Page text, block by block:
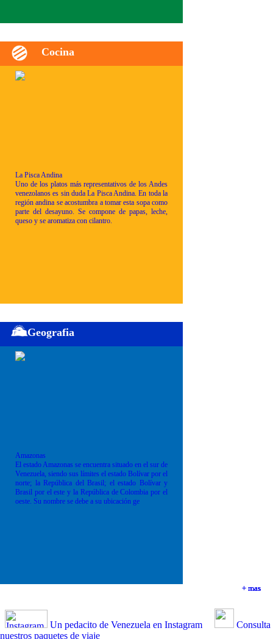
+ mas
+ mas
Cocina
La Pisca Andina
Uno de los platos más representativos de los Andes
venezolanos es sin duda La Pisca Andina. En toda la
región andina se acostumbra a tomar esta sopa como
parte del desayuno. Se compone de papas, leche,
queso y se aromatiza con cilantro.
+ mas
Geografia
Amazonas
El estado Amazonas se encuentra situado en el sur de
Venezuela, siendo sus límites el estado Bolívar por el
norte; la República del Brasil; el estado Bolívar y
Brasil por el este y la República de Colombia por el
oeste. Su nombre se debe a su ubicación ge
+ mas
Un pedacito de Venezuela en Instagram
Consulta
nuestros paquetes de viaje